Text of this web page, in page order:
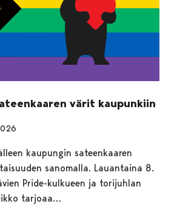
värit kaupunkiin
kaupungin sateenkaaren
sanomalla. Lauantaina 8.
Pride-kulkueen ja torijuhlan
tarjoaa…